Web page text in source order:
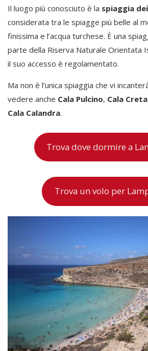
Il luogo più conosciuto è la spiaggia
considerata tra le spiagge più belle al
finissima e l’acqua turchese. È una
parte della Riserva Naturale Orientata
il suo accesso è regolamentato.
Ma non è l’unica spiaggia che vi
vedere anche Cala Pulcino, Cala Creta
Cala Calandra.
Trova dove dormire a
Trova un volo per